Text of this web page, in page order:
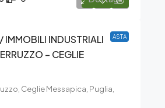
ASTA
IMMOBILI INDUSTRIALI
– CEGLIE
Ceglie Messapica, Puglia,